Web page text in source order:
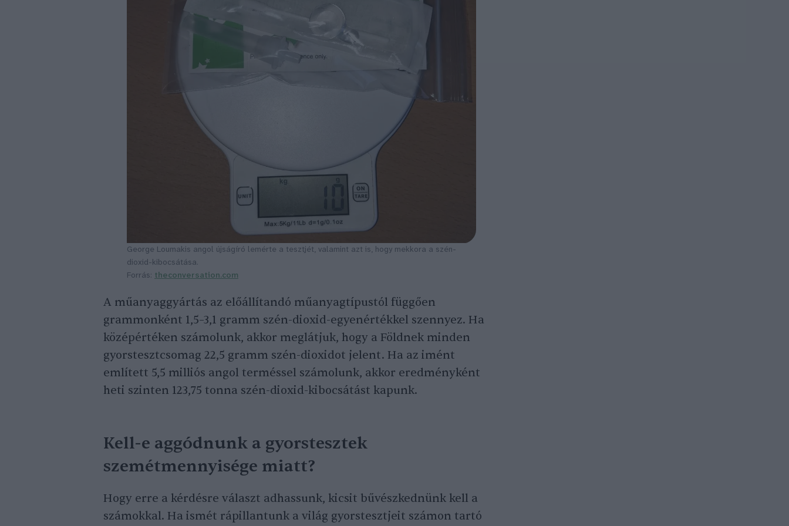
George Loumakis angol újságíró lemérte a tesztjét, valamint azt is, hogy mekkora a szén-
dioxid-kibocsátása.
Forrás: theconversation.com
A műanyaggyártás az előállítandó műanyagtípustól függően
grammonként 1,5–3,1 gramm szén-dioxid-egyenértékkel szennyez. Ha
középértéken számolunk, akkor meglátjuk, hogy a Földnek minden
gyorstesztcsomag 22,5 gramm szén-dioxidot jelent. Ha az imént
említett 5,5 milliós angol terméssel számolunk, akkor eredményként
heti szinten 123,75 tonna szén-dioxid-kibocsátást kapunk.
Kell-e aggódnunk a gyorstesztek
szemétmennyisége miatt?
Hogy erre a kérdésre választ adhassunk, kicsit bűvészkednünk kell a
számokkal. Ha ismét rápillantunk a világ gyorstesztjeit számon tartó